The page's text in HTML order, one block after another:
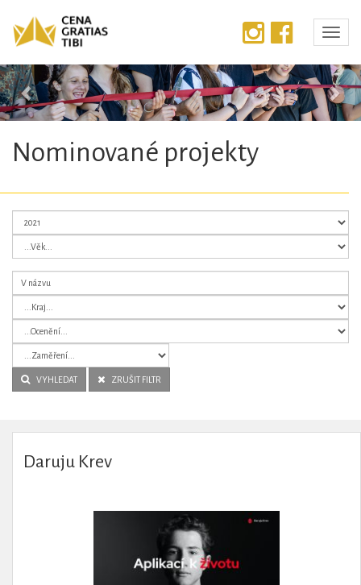
Předchozí
Nominované projekty
VYHLEDAT ZRUŠIT FILTR
Daruju Krev